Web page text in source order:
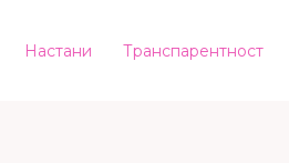
Настани Транспарентност